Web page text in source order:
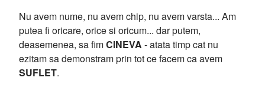
Nu avem nume, nu avem chip, nu avem varsta... Am
putea fi oricare, orice si oricum... dar putem,
deasemenea, sa fimCINEVA - atata timp cat nu
ezitam sa demonstram prin tot ce facem ca avem
SUFLET.